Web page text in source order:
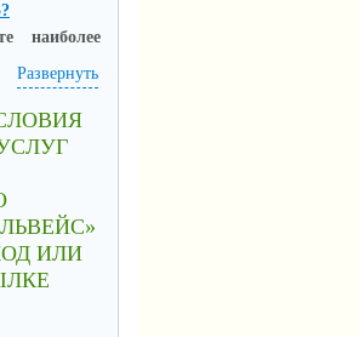
наиболее
для вашего
Развернуть
ИЛИ